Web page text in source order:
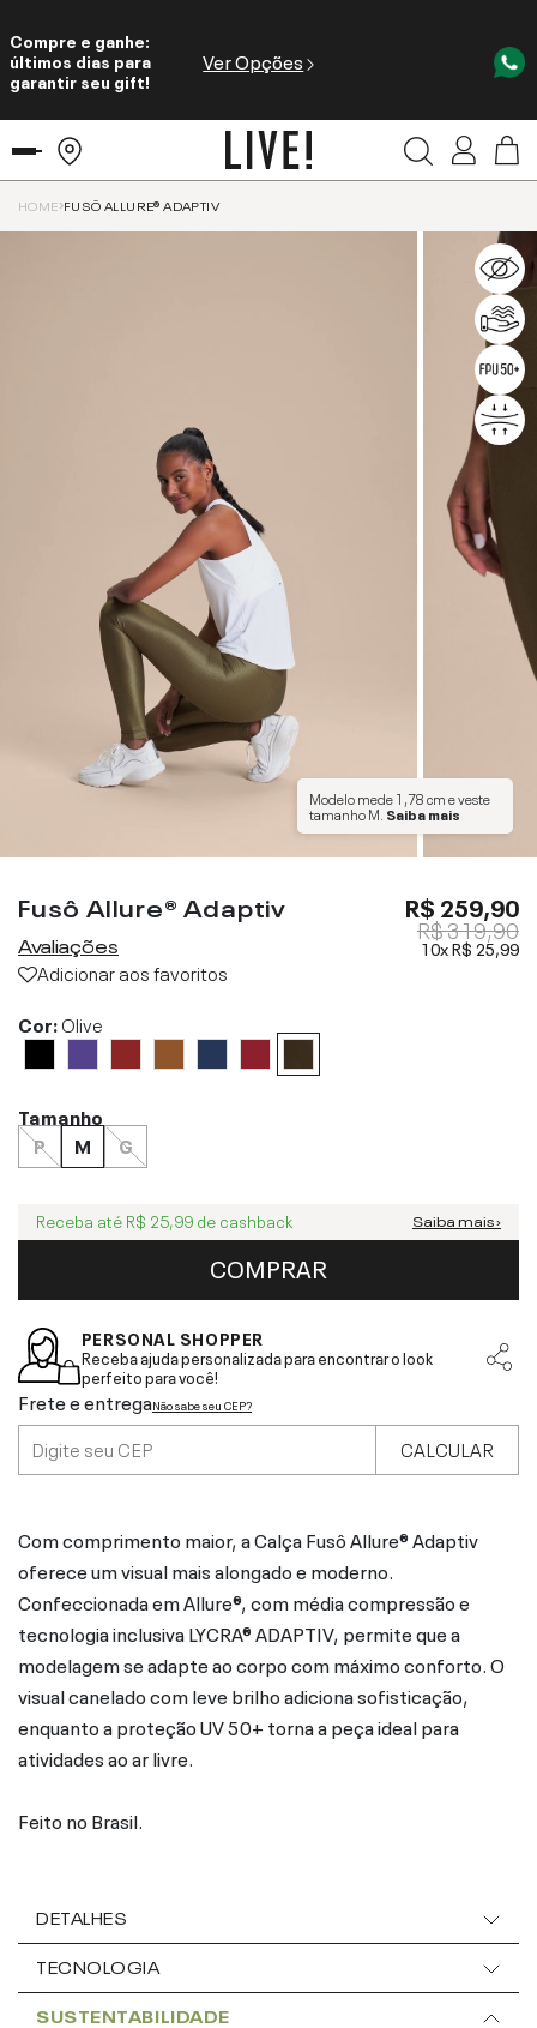
Compre e ganhe:
últimos dias para
garantir seu gift!
Ver Opções
HOME FUSÔ ALLURE® ADAPTIV
Modelo mede1,78 cme veste
tamanhoM Saiba mais
Fusô Allure® Adaptiv
Avaliações
Adicionar aos favoritos
R$ 259,90
R$ 319,90
10xR$ 25,99
Cor:Olive
Tamanho
P
M G
Receba até R$ 25,99 de cashback Saiba mais ›
COMPRAR
PERSONAL SHOPPER
Receba ajuda personalizada para encontrar o look
perfeito para você!
Frete e entregaNão sabe seu CEP?
CALCULAR
Com comprimento maior, a Calça Fusô Allure® Adaptiv
oferece um visual mais alongado e moderno.
Confeccionada em Allure®, com média compressão e
tecnologia inclusiva LYCRA® ADAPTIV, permite que a
modelagem se adapte ao corpo com máximo conforto. O
visual canelado com leve brilho adiciona sofisticação,
enquanto a proteção UV 50+ torna a peça ideal para
atividades ao ar livre.
Feito no Brasil.
DETALHES
TECNOLOGIA
SUSTENTABILIDADE